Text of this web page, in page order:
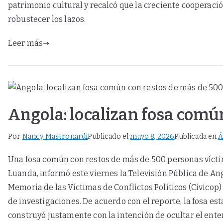
patrimonio cultural y recalcó que la creciente
robustecer los lazos.
Leer más
Angola: localizan fosa
Por Nancy MastronardiPublicado elmayo 8, 2026Publicada en
Una fosa común con restos de más de 500 personas
Luanda, informó este viernes la Televisión Pública de
Memoria de las Víctimas de Conflictos Políticos
de investigaciones. De acuerdo con el reporte, la fosa
construyó justamente con la intención de ocultar el